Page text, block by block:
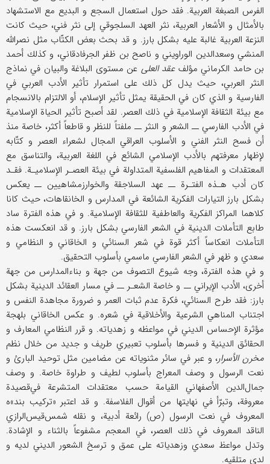
الفرس الصبغة العربية. فقد حول استعمال السجع و البديع مع الاستشهاد
بالأمثال و الأشعار العربية، نثر العهد السلجوقي إلى نثر فني، حيث كانت
النزعة العربية غالبة عليه بشكل بارز. و قد بحث بعض الكتّاب مثل نصرالله
المنشي وسعد‌الدين الوراويني و ناصح بن ظفر الجرفادقاني، و كذلك أحمد
بن حامد الكرماني مؤلفعقد العلى عن مستوى البلاغة والبيان في نماذج
النثر العربي، حيث يدل كل ذلك على استمرار تأثير الأدب العربي في
الفارسية و الذي كان في الحقيقة يمثل تأثير الإسلام، أو الالتزام بالانسجام
مع بيئة الثقافة الإسلامية في ذلك العصر. لقد أصبح تأثير الحياة الإسلامية
في الأدب الفارسي ــ الشعر و النثر ــ ملفتاً للنظر و قاطعاً أكثر، خاصة منذ
أن فسح النثر الفني و الأسلوب العراقي المجال لشعراء العصر و كتّابه
لإظهار معرفتهم بالأدب الإسلامي الشائع في اللغة العربية، والتناسق مع
المعتقدات و المفاهيم الفلسفية المتداولة في بيئة العصـر الإسلاميـة. فقـد
كان أدب هـذه الفتـرة ــ عهد السلاجقة والخوارزمشاهيين ــ يعكس
بشكل بارز التيارات الفكرية الشائعة في المدارس و الخانقاهات، حيث كانا
كلاهما المراكز الفكرية والعاطفية للثقافة الإسلامية. و في هذه الفترة ساد
طابع التأملات الدينية في الشعر الفارسي بشكل بارز. و قد انعكست هذه
التأملات انعكاساً أكثر قوة في شعر السنائي و الخاقاني و النظامي و
سعدي و ظهر في الشعر الفارسي ماسمي بأسلوب التحقيق.
و في هذه الفترة، وجه شيوع التصوف من جهة و بناءالمدارس من جهة
أخرى، الأدب الإيراني ــ و خاصة الشعـر ــ في مسار العقائد الدينية بشكل
بارز: فقد طرح السنائي، فكرة عدم ثبات العمر و ضرورة مجاهدة النفس و
اجتناب المناهي الشرعية والأخلاقية في شعره. و عكس الخاقاني بلهجة
مؤثرة الإحساس الديني في مواعظه و زهدياته. و قرر النظامي المعارف و
الحقائق الدينية و فسرها بأسلوب تعبيري طريف و جديد من‌ خلال نظم
مخرن الأسرار، و عبر في سائر مثنوياته عن مضامين مثل توحيد البارئ و
نعت الرسول و وصف المعراج بأسلوب لطيف و طراوة خاصة. و وصف
جمال‌الدين الأصفهاني القيامة حسب معتقدات المتشرعة في‌قصيدة
معروفة، وتبرّأ في نهايتها من أقوال‌ الفلاسفة. و قد اعتبر «تركيب بند»ه
المعروف في نعت الرسول (ص) رائعة أدبية، و نقله شمس‌قيس‌الرازي
الناقد المعروف في ذلك العصر، في المعجم مشفوعاً بالثناء و الإشادة.
وتدل مواعظ سعدي وزهدياته على عمق و ترسخ الشعور الديني لديه و
لدى متلقيه.